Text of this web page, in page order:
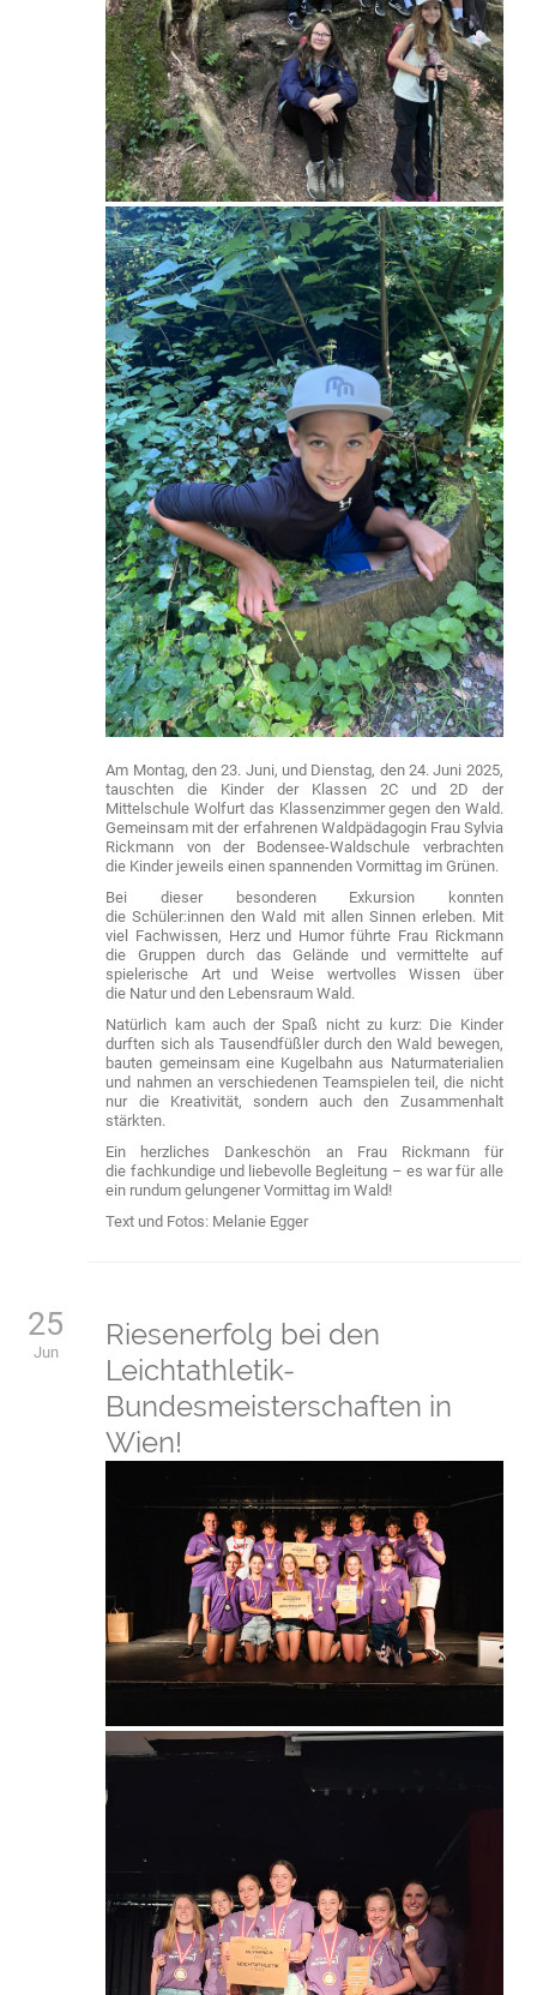
Am Montag, den 23. Juni, und Dienstag, den 24. Juni 2025,
tauschten die Kinder der Klassen 2C und 2D der
Mittelschule Wolfurt das Klassenzimmer gegen den Wald.
Gemeinsam mit der erfahrenen Waldpädagogin Frau Sylvia
Rickmann von der Bodensee-Waldschule verbrachten
die Kinder jeweils einen spannenden Vormittag im Grünen.
Bei dieser besonderen Exkursion konnten
die Schüler:innen den Wald mit allen Sinnen erleben. Mit
viel Fachwissen, Herz und Humor führte Frau Rickmann
die Gruppen durch das Gelände und vermittelte auf
spielerische Art und Weise wertvolles Wissen über
die Natur und den Lebensraum Wald.
Natürlich kam auch der Spaß nicht zu kurz: Die Kinder
durften sich als Tausendfüßler durch den Wald bewegen,
bauten gemeinsam eine Kugelbahn aus Naturmaterialien
und nahmen an verschiedenen Teamspielen teil, die nicht
nur die Kreativität, sondern auch den Zusammenhalt
stärkten.
Ein herzliches Dankeschön an Frau Rickmann für
die fachkundige und liebevolle Begleitung – es war für alle
ein rundum gelungener Vormittag im Wald!
Text und Fotos: Melanie Egger
25
Jun
Riesenerfolg bei den
Leichtathletik-
Bundesmeisterschaften in
Wien!